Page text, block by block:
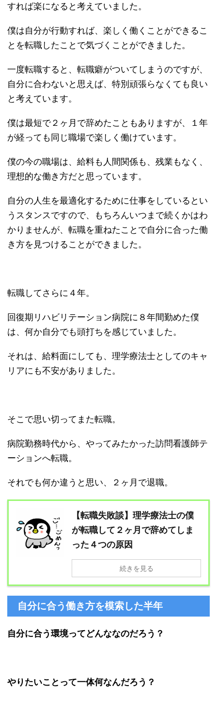
すれば楽になると考えていました。
僕は自分が行動すれば、楽しく働くことができるこ
とを転職したことで気づくことができました。
一度転職すると、転職癖がついてしまうのですが、
自分に合わないと思えば、特別頑張らなくても良い
と考えています。
僕は最短で２ヶ月で辞めたこともありますが、１年
が経っても同じ職場で楽しく働けています。
僕の今の職場は、給料も人間関係も、残業もなく、
理想的な働き方だと思っています。
自分の人生を最適化するために仕事をしているとい
うスタンスですので、もちろんいつまで続くかはわ
かりませんが、転職を重ねたことで自分に合った働
き方を見つけることができました。
転職してさらに４年。
回復期リハビリテーション病院に８年間勤めた僕
は、何か自分でも頭打ちを感じていました。
それは、給料面にしても、理学療法士としてのキャ
リアにも不安がありました。
そこで思い切ってまた転職。
病院勤務時代から、やってみたかった訪問看護師テ
ーションへ転職。
それでも何か違うと思い、２ヶ月で退職。
【転職失敗談】理学療法士の僕
が転職して２ヶ月で辞めてしま
った４つの原因
続きを見る
自分に合う働き方を模索した半年
自分に合う環境ってどんななのだろう？
やりたいことって一体何なんだろう？